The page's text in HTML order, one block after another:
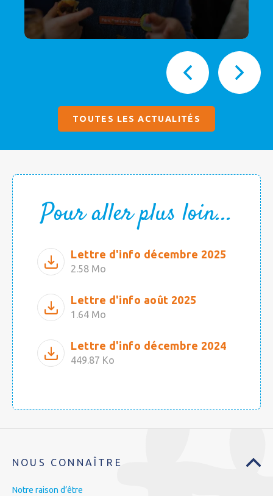
TOUTES LES ACTUALITÉS
Pour aller plus loin...
Lettre d'info décembre 2025
2.58 Mo
Lettre d'info août 2025
1.64 Mo
Lettre d'info décembre 2024
449.87 Ko
NOUS CONNAÎTRE
Notre raison d’être